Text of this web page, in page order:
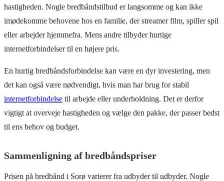
hastigheden. Nogle bredbåndstilbud er langsomme og kan ikke
imødekomme behovene hos en familie, der streamer film, spiller spil
eller arbejder hjemmefra. Mens andre tilbyder hurtige
internetforbindelser til en højere pris.
En hurtig bredbåndsforbindelse kan være en dyr investering, men
det kan også være nødvendigt, hvis man har brug for stabil
internetforbindelse til arbejde eller underholdning. Det er derfor
vigtigt at overveje hastigheden og vælge den pakke, der passer bedst
til ens behov og budget.
Sammenligning af bredbåndspriser
Prisen på bredbånd i Sorø varierer fra udbyder til udbyder. Nogle